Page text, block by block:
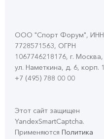
ООО "Спорт Форум", ИНН
7728571563, ОГРН
1067746218176, г. Москва,
ул. Наметкина, д. 6, корп. 1
+7 (495) 788 00 00
Этот сайт защищен
YandexSmartCaptcha.
Применяются Политика